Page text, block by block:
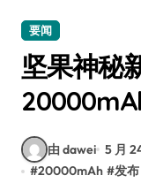
要闻
坚果神秘
由 dawei 5 月
#20000mAh #发布